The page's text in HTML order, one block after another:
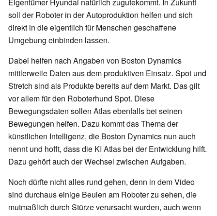
soll der Roboter in der Autoproduktion helfen und sich
direkt in die eigentlich für Menschen geschaffene
Umgebung einbinden lassen.
Dabei helfen nach Angaben von Boston Dynamics
mittlerweile Daten aus dem produktiven Einsatz. Spot und
Stretch sind als Produkte bereits auf dem Markt. Das gilt
vor allem für den Roboterhund Spot. Diese
Bewegungsdaten sollen Atlas ebenfalls bei seinen
Bewegungen helfen. Dazu kommt das Thema der
künstlichen Intelligenz, die Boston Dynamics nun auch
nennt und hofft, dass die KI Atlas bei der Entwicklung hilft.
Dazu gehört auch der Wechsel zwischen Aufgaben.
Noch dürfte nicht alles rund gehen, denn in dem Video
sind durchaus einige Beulen am Roboter zu sehen, die
mutmaßlich durch Stürze verursacht wurden, auch wenn